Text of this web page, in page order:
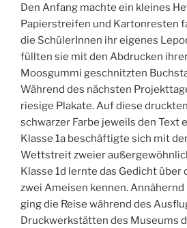
Den Anfang machte ein kleines
Papierstreifen und Kartonresten
die SchülerInnen ihr eigenes
füllten sie mit den Abdrucken
Moosgummi geschnitzten
Während des nächsten
riesige Plakate. Auf diese
schwarzer Farbe jeweils den Text
Klasse 1a beschäftigte sich mit
Wettstreit zweier
Klasse 1d lernte das Gedicht über
zwei Ameisen kennen.
ging die Reise während des
Druckwerkstätten des Museums